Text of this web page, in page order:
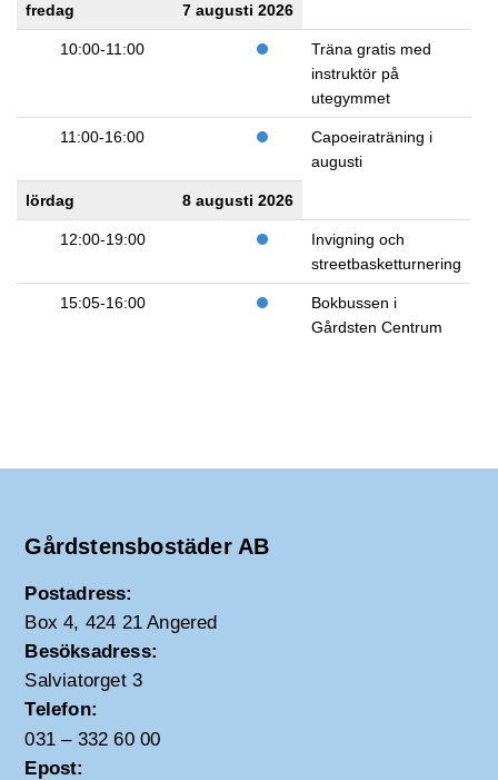
fredag 7 augusti 2026
10:00-11:00
Träna gratis med
instruktör på
utegymmet
11:00-16:00
Capoeiraträning i
augusti
lördag 8 augusti 2026
12:00-19:00
Invigning och
streetbasketturnering
15:05-16:00
Bokbussen i
Gårdsten Centrum
Gårdstensbostäder AB
Postadress:
Box 4, 424 21 Angered
Besöksadress:
Salviatorget 3
Telefon:
031 – 332 60 00
Epost: